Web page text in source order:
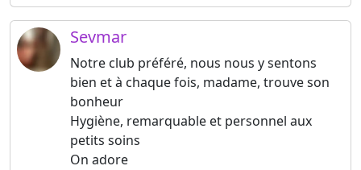
Sevmar
Notre club préféré, nous nous y sentons
bien et à chaque fois, madame, trouve son
bonheur
Hygiène, remarquable et personnel aux
petits soins
On adore